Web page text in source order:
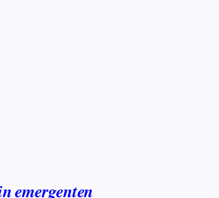
emergenten